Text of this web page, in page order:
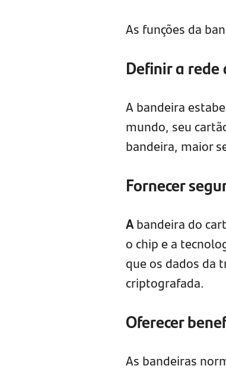
As funções da
Definir a rede
A bandeira
mundo, seu
bandeira, maior
Fornecer
Abandeira do
o chip e a
que os dados da
criptografada.
Oferecer
As bandeiras